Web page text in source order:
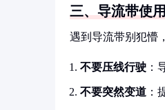
三、导流带使
遇到导流带别犯懵
不要压线行驶 ：
不要突然变道 ：